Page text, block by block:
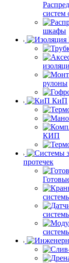
систем
шкафы
рулоны
КиП
КИП
протечек